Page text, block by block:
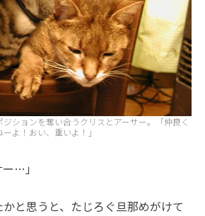
ションを奪い合うクリスとアーサー。「仲良く
よ！おい、重いよ！」
…」
と思うと、たじろぐ旦那めがけて